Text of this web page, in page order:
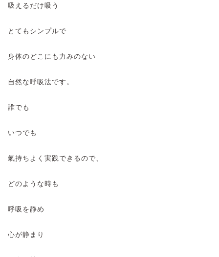
吸えるだけ吸う
とてもシンプルで
身体のどこにも力みのない
自然な呼吸法です。
誰でも
いつでも
氣持ちよく実践できるので、
どのような時も
呼吸を静め
心が静まり